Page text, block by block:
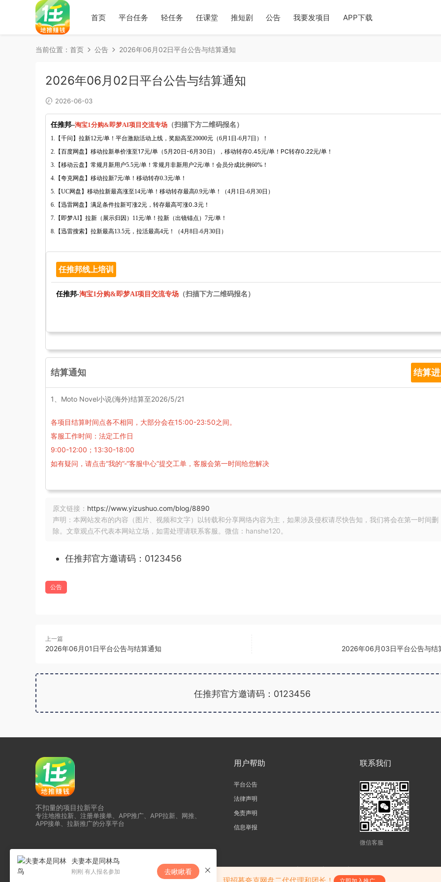
首页 平台任务 轻任务 任课堂 推短剧 公告 我要发项目 APP下载
当前位置： 首页 公告 2026年06月02日平台公告与结算通知
2026年06月02日平台公告与结算通知
2026-06-03
任推邦–淘宝1分购&即梦AI项目交流专场 （扫描下方二维码报名）
1.【千问】 拉新12元/单！平台激励活动上线，奖励高至20000元（6月1日-6月7日）！
2.
【百度网盘】移动拉新单价涨至17元/单（5月20日-6月30日），移动转存0.45元/单！PC转存0.22元/单！
3.【移动云盘】常规月新用户5.5元/单！常规月非新用户2元/单！会员分成比例60%！
4. 【夸克网盘】移动拉新7元/单！移动转存0.3元/单！
5. 【UC网盘】 移动拉新最高涨至14元/单！移动转存最高0.9元/单！（4月1日-6月30日）
6.【迅雷网盘】 满足条件拉新可涨2元，转存最高可涨0.3元！
7. 【即梦AI】拉新（展示归因）11元/单！拉新（出镜锚点）7元/单！
8.【迅雷搜索】拉新最高13.5元，拉活最高4元！（4月8日-6月30日）
任推邦线上培训
任推邦-淘宝1分购&即梦AI项目交流专场 （扫描下方二维码报名）
结算通知 结算
1、Moto Novel小说(海外)结算至2026/5/21
各项目结算时间点各不相同，大部分会在15:00-23:50之间。
客服工作时间：法定工作日
9:00-12:00；13:30-18:00
如有疑问，请点击“我的”-“客服中心”提交工单，客服会第一时间给您解决
原文链接： https://www.yizushuo.com/blog/8890
声明：本网站发布的内容（图片、视频和文字）以转载和分享网络内容为主，如果涉及侵权请尽快告知，我们将会在第一时间删
除。文章观点不代表本网站立场，如需处理请联系客服。微信：hanshe120。
任推邦官方邀请码：0123456
公告
上一篇
2026年06月01日平台公告与结算通知 2026年06月03日平台公告与结
任推邦官方邀请码：0123456
不扣量的项目拉新平台
专注地推拉新、注册单接单、APP推广、APP拉新、网推、
APP接单、拉新推广的分享平台
用户帮助
平台公告
法律声明
免责声明
信息举报
联系我们
微信客服
陕公网安备61052302000242号
夫妻本是同林鸟
刚刚 有人报名参加 去瞅瞅看